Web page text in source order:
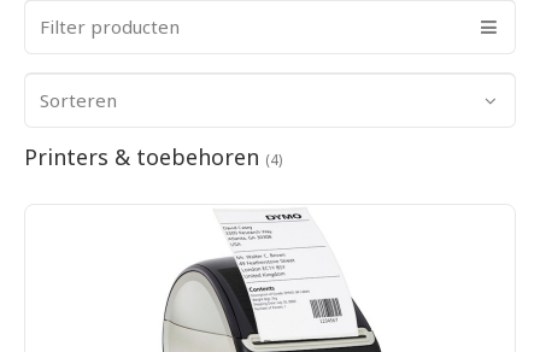
Filter producten
Sorteren
Printers & toebehoren (4)